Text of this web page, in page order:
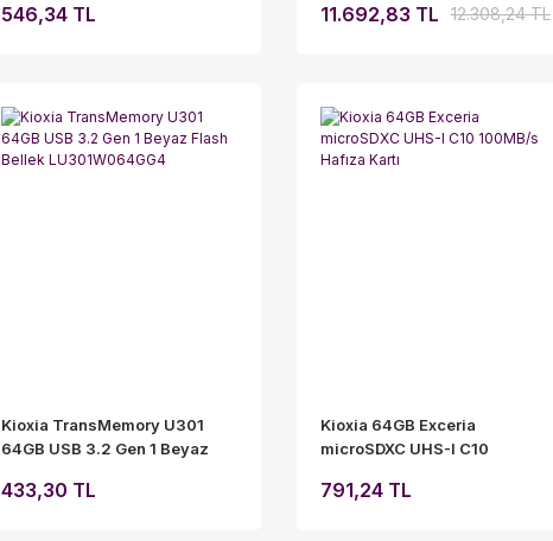
546,34 TL
5000MB/s Okuma Hızlı
11.692,83 TL 12.308,24 TL
Kioxia TransMemory U301
64GB USB 3.2 Gen 1 Beyaz
433,30 TL
Kioxia 64GB Exceria
microSDXC UHS-I C10
791,24 TL